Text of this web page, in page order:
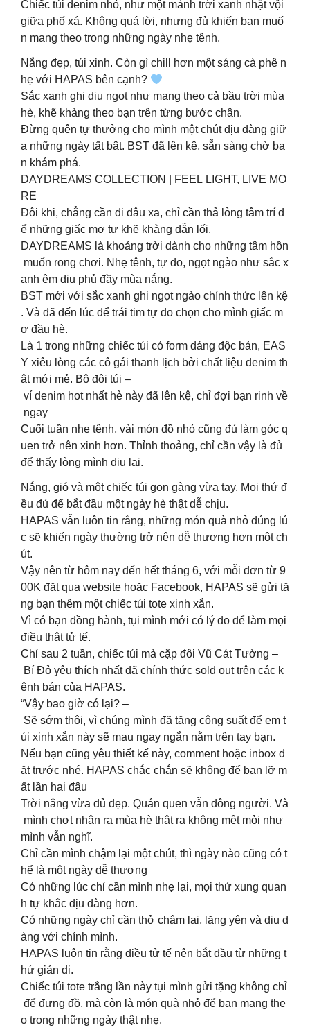
Chiếc túi denim nhỏ, như một mảnh trời xanh nhặt vội
giữa phố xá. Không quá lời, nhưng đủ khiến bạn muố
n mang theo trong những ngày nhẹ tênh.
Nắng đẹp, túi xinh. Còn gì chill hơn một sáng cà phê n
hẹ với HAPAS bên cạnh?
Sắc xanh ghi dịu ngọt như mang theo cả bầu trời mùa
hè, khẽ khàng theo bạn trên từng bước chân.
Đừng quên tự thưởng cho mình một chút dịu dàng giữ
a những ngày tất bật. BST đã lên kệ, sẵn sàng chờ bạ
n khám phá.
DAYDREAMS COLLECTION | FEEL LIGHT, LIVE MO
RE
Đôi khi, chẳng cần đi đâu xa, chỉ cần thả lỏng tâm trí đ
ể những giấc mơ tự khẽ khàng dẫn lối.
DAYDREAMS là khoảng trời dành cho những tâm hồn
muốn rong chơi. Nhẹ tênh, tự do, ngọt ngào như sắc x
anh êm dịu phủ đầy mùa nắng.
BST mới với sắc xanh ghi ngọt ngào chính thức lên kệ
. Và đã đến lúc để trái tim tự do chọn cho mình giấc m
ơ đầu hè.
Là 1 trong những chiếc túi có form dáng độc bản, EAS
Y xiêu lòng các cô gái thanh lịch bởi chất liệu denim th
ật mới mẻ. Bộ đôi túi –
ví denim hot nhất hè này đã lên kệ, chỉ đợi bạn rinh về
ngay
Cuối tuần nhẹ tênh, vài món đồ nhỏ cũng đủ làm góc q
uen trở nên xinh hơn. Thỉnh thoảng, chỉ cần vậy là đủ
để thấy lòng mình dịu lại.
Nắng, gió và một chiếc túi gọn gàng vừa tay. Mọi thứ đ
ều đủ để bắt đầu một ngày hè thật dễ chịu.
HAPAS vẫn luôn tin rằng, những món quà nhỏ đúng lú
c sẽ khiến ngày thường trở nên dễ thương hơn một ch
út.
Vậy nên từ hôm nay đến hết tháng 6, với mỗi đơn từ 9
00K đặt qua website hoặc Facebook, HAPAS sẽ gửi tặ
ng bạn thêm một chiếc túi tote xinh xắn.
Vì có bạn đồng hành, tụi mình mới có lý do để làm mọi
điều thật tử tế.
Chỉ sau 2 tuần, chiếc túi mà cặp đôi Vũ Cát Tường –
Bí Đỏ yêu thích nhất đã chính thức sold out trên các k
ênh bán của HAPAS.
“Vậy bao giờ có lại? –
Sẽ sớm thôi, vì chúng mình đã tăng công suất để em t
úi xinh xắn này sẽ mau ngay ngắn nằm trên tay bạn.
Nếu bạn cũng yêu thiết kế này, comment hoặc inbox đ
ặt trước nhé. HAPAS chắc chắn sẽ không để bạn lỡ m
ất lần hai đâu
Trời nắng vừa đủ đẹp. Quán quen vẫn đông người. Và
mình chợt nhận ra mùa hè thật ra không mệt mỏi như
mình vẫn nghĩ.
Chỉ cần mình chậm lại một chút, thì ngày nào cũng có t
hể là một ngày dễ thương
Có những lúc chỉ cần mình nhẹ lại, mọi thứ xung quan
h tự khắc dịu dàng hơn.
Có những ngày chỉ cần thở chậm lại, lặng yên và dịu d
àng với chính mình.
HAPAS luôn tin rằng điều tử tế nên bắt đầu từ những t
hứ giản dị.
Chiếc túi tote trắng lần này tụi mình gửi tặng không chỉ
để đựng đồ, mà còn là món quà nhỏ để bạn mang the
o trong những ngày thật nhẹ.